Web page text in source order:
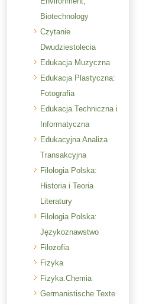
Biotechnology
Czytanie
Dwudziestolecia
Edukacja Muzyczna
Edukacja Plastyczna:
Fotografia
Edukacja Techniczna i
Informatyczna
Edukacyjna Analiza
Transakcyjna
Filologia Polska:
Historia i Teoria
Literatury
Filologia Polska:
Językoznawstwo
Filozofia
Fizyka
Fizyka.Chemia
Germanistische Texte